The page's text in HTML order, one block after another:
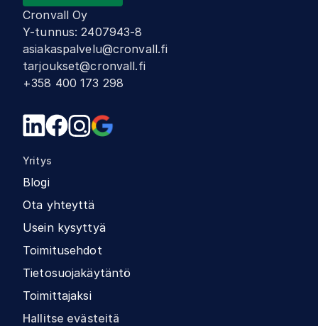
Cronvall Oy
Y-tunnus:2407943-8
asiakaspalvelu@cronvall.fi
tarjoukset@cronvall.fi
+358 400 173 298
Yritys
Blogi
Ota yhteyttä
Usein kysyttyä
Toimitusehdot
Tietosuojakäytäntö
Toimittajaksi
Hallitse evästeitä